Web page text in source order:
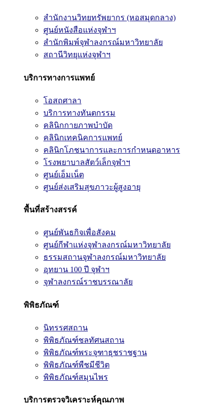
สำนักงานวิทยทรัพยากร (หอสมุดกลาง)
ศูนย์หนังสือแห่งจุฬาฯ
สำนักพิมพ์จุฬาลงกรณ์มหาวิทยาลัย
สถานีวิทยุแห่งจุฬาฯ
บริการทางการแพทย์
โอสถศาลา
บริการทางทันตกรรม
คลินิกกายภาพบำบัด
คลินิกเทคนิคการแพทย์
คลินิกโภชนาการและการกำหนดอาหาร
โรงพยาบาลสัตว์เล็กจุฬาฯ
ศูนย์เอ็มเน็ต
ศูนย์ส่งเสริมสุขภาวะผู้สูงอายุ
พื้นที่สร้างสรรค์
ศูนย์พันธกิจเพื่อสังคม
ศูนย์กีฬาแห่งจุฬาลงกรณ์มหาวิทยาลัย
ธรรมสถานจุฬาลงกรณ์มหาวิทยาลัย
อุทยาน 100 ปี จุฬาฯ
จุฬาลงกรณ์ราชบรรณาลัย
พิพิธภัณฑ์
นิทรรศสถาน
พิพิธภัณฑ์ชลทัศนสถาน
พิพิธภัณฑ์พระจุฑาธุชราชฐาน
พิพิธภัณฑ์พืชมีชีวิต
พิพิธภัณฑ์สมุนไพร
บริการตรวจวิเคราะห์คุณภาพ